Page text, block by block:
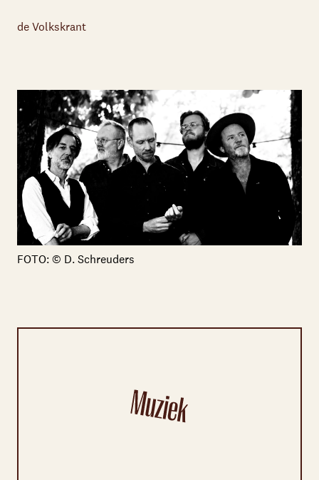
de Volkskrant
FOTO: © D. Schreuders